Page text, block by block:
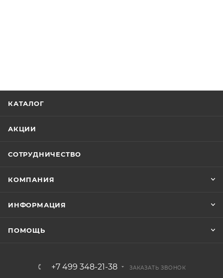
КАТАЛОГ
АКЦИИ
СОТРУДНИЧЕСТВО
КОМПАНИЯ
ИНФОРМАЦИЯ
ПОМОЩЬ
+7 499 348-21-38 ЗАКАЗАТЬ ЗВОНОК